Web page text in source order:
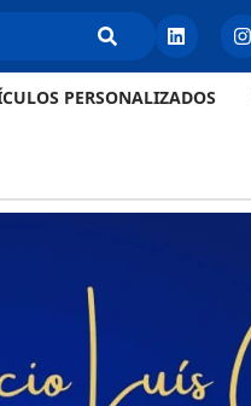
PERSONALIZADOS